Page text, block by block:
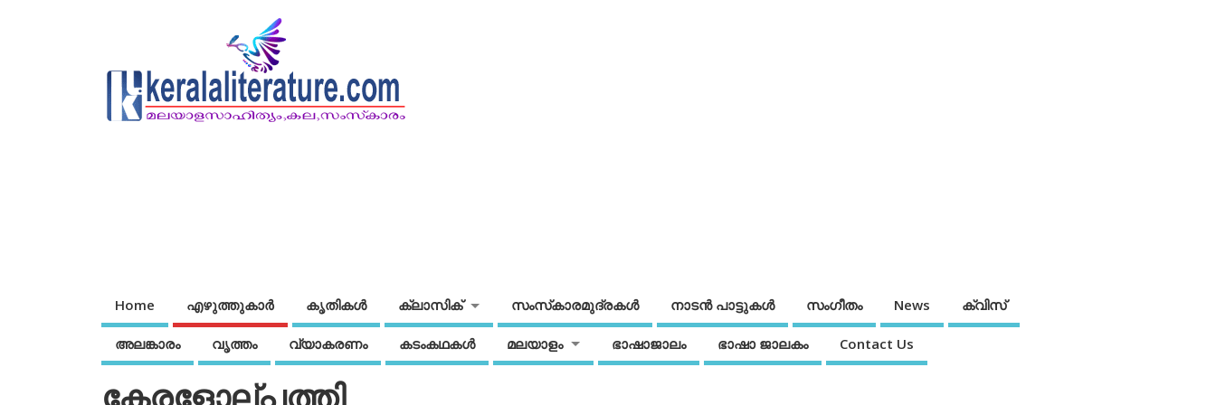
Home എഴുത്തുകാര്‍ കൃതികൾ ക്ലാസിക് സംസ്‌കാരമുദ്രകള്‍ നാടന്‍ പാട്ടുകള്‍ സംഗീതം News ക്വിസ്
അലങ്കാരം വൃത്തം വ്യാകരണം കടംകഥകള്‍ മലയാളം ഭാഷാജാലം ഭാഷാ ജാലകം Contact Us